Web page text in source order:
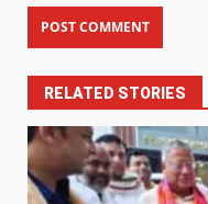
RELATED STORIES